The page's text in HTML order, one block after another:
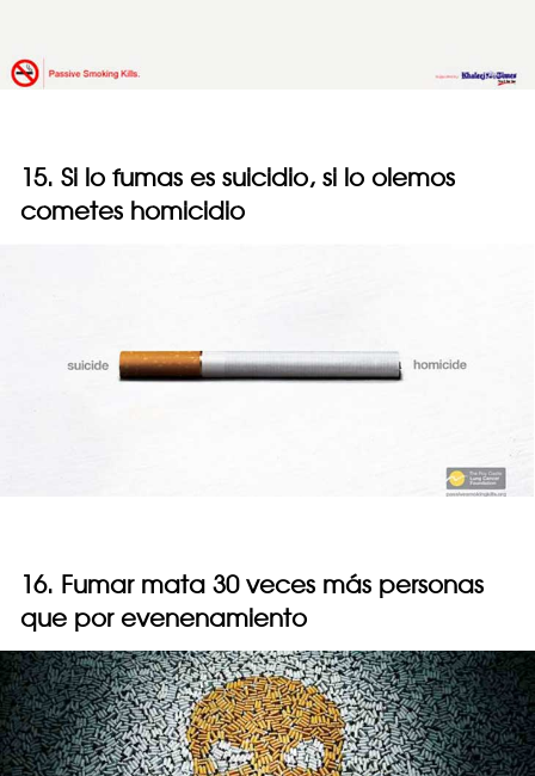
15. Si lo fumas es suicidio, si lo olemos
cometes homicidio
16. Fumar mata 30 veces más personas
que por evenenamiento